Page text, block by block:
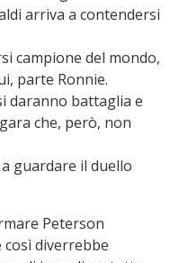
arriva a contendersi
campione del mondo,
parte Ronnie.
daranno battaglia e
che, però, non
guardare il duello
Peterson
così diverrebbe